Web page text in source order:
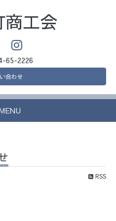
商工会
65-2226
合わせ
RSS